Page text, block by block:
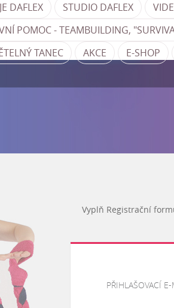
DAFLEX STUDIO DAFLEX
POMOC - TEAMBUILDING,
TANEC
AKCE E-SHOP
Vyplň Registrační
PŘIHLAŠOVACÍ